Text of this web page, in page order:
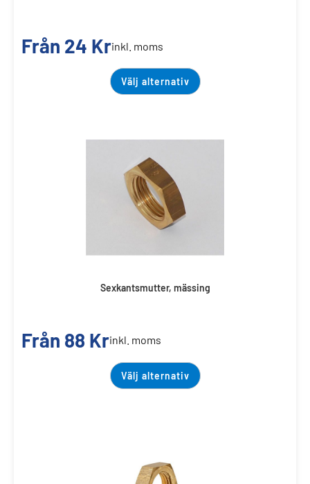
Från 24 Krinkl. moms
Välj alternativ
Sexkantsmutter, mässing
Från 88 Krinkl. moms
Välj alternativ